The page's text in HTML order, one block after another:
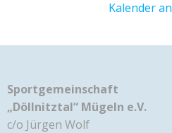
Kalender
Sportgemeinschaft
„Döllnitztal“ Mügeln e.V.
c/o Jürgen Wolf